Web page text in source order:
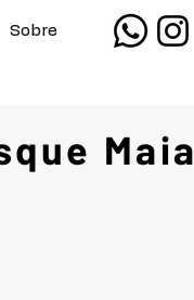
Sobre
Maia